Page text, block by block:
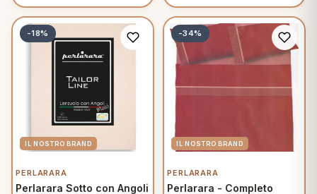
-18%
PERLARARA
Perlarara Sotto con Angoli
-34%
PERLARARA
Perlarara - Completo